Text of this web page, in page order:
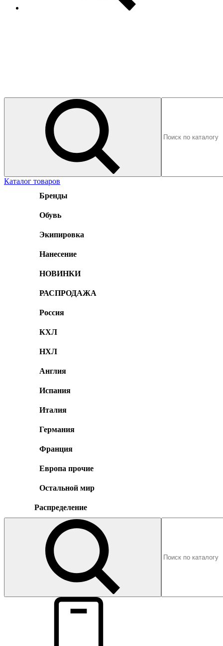
Каталог товаров
Бренды
Обувь
Экипировка
Нанесение
НОВИНКИ
РАСПРОДАЖА
Россия
КХЛ
НХЛ
Англия
Испания
Италия
Германия
Франция
Европа прочие
Остальной мир
Распределение